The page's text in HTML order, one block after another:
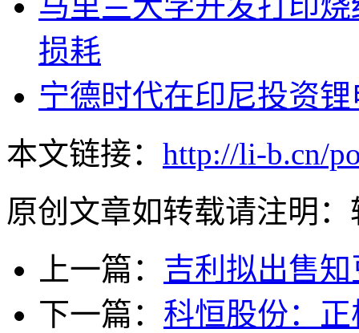
损耗
宁德时代在印尼投资
本文链接： http://li-b.cn/
原创文章如转载请注明：
上一篇： 吉利拟出售
下一篇： 科恒股份：